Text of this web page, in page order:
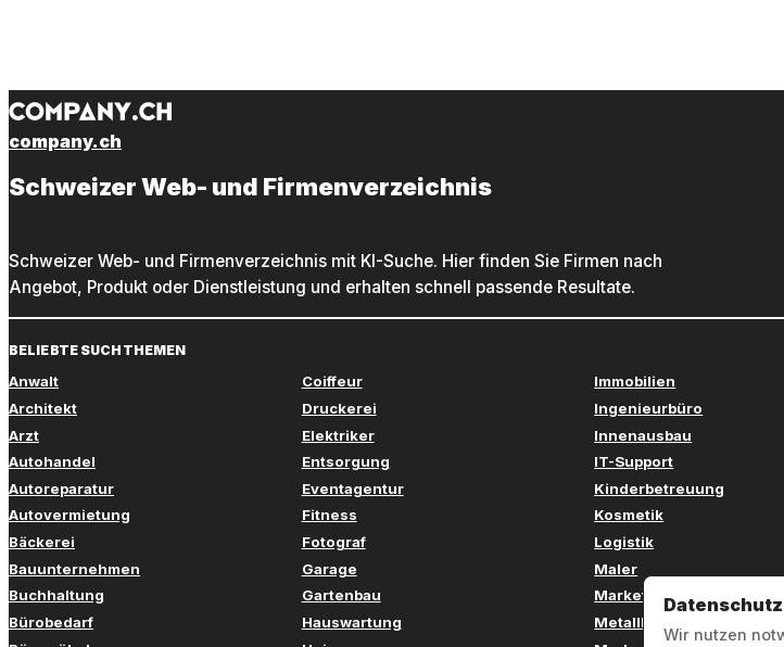
company.ch
Schweizer Web- und Firmenverzeichnis
Schweizer Web- und Firmenverzeichnis mit KI-Suche. Hier finden Sie Firmen nach
Angebot, Produkt oder Dienstleistung und erhalten schnell passende Resultate.
BELIEBTE SUCHTHEMEN
Anwalt
Architekt
Arzt
Autohandel
Autoreparatur
Autovermietung
Bäckerei
Bauunternehmen
Buchhaltung
Bürobedarf
Coiffeur
Druckerei
Elektriker
Entsorgung
Eventagentur
Fitness
Fotograf
Garage
Gartenbau
Hauswartung
Immobilien
Ingenieurbüro
Innenausbau
IT-Support
Kinderbetreuung
Kosmetik
Logistik
Maler
Marketing
Metallbau
Wir nutzen